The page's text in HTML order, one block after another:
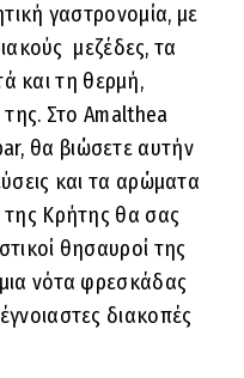
γαστρονομία, με
μεζέδες, τα
και τη θερμή,
της. Στο Amalthea
θα βιώσετε αυτήν
και τα αρώματα
της Κρήτης θα σας
θησαυροί της
νότα φρεσκάδας
διακοπές